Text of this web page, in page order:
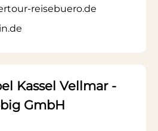
reisebuero.de
Kassel Vellmar -
GmbH